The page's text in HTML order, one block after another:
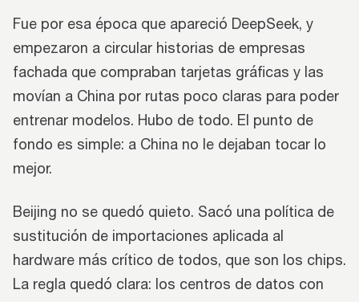
Fue por esa época que apareció DeepSeek, y
empezaron a circular historias de empresas
fachada que compraban tarjetas gráficas y las
movían a China por rutas poco claras para poder
entrenar modelos. Hubo de todo. El punto de
fondo es simple: a China no le dejaban tocar lo
mejor.
Beijing no se quedó quieto. Sacó una política de
sustitución de importaciones aplicada al
hardware más crítico de todos, que son los chips.
La regla quedó clara: los centros de datos con